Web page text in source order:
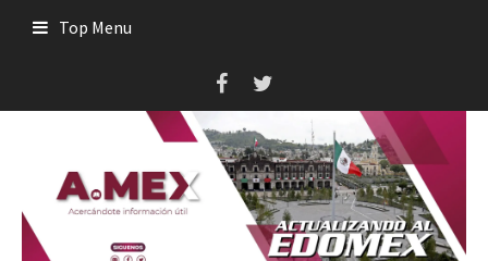
Top Menu